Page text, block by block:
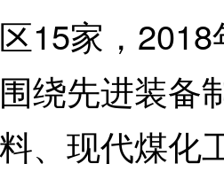
15家，
绕先进装备
、现代煤化